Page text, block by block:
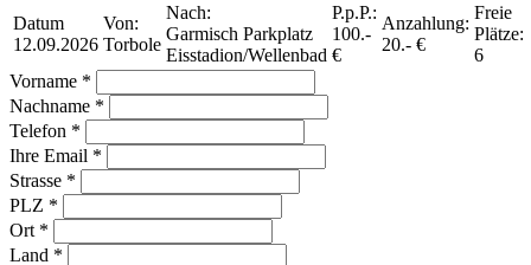
Datum
12.09.2026
Von:
Torbole
Nach:
Garmisch Parkplatz
Eisstadion/Wellenbad
P.p.P.:
100.-
€
Anzahlung:
20.- €
Freie
Plätze:
6
Vorname *
Nachname *
Telefon *
Ihre Email *
Strasse *
PLZ *
Ort *
Land *